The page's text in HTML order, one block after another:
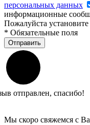
персональных данных
информационные
Пожалуйста
* Обязательные поля
Отправить
отправлен, спасибо!
Мы скоро свяжемся с